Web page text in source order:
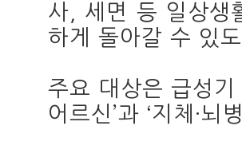
사, 세면 등 일상생
하게 돌아갈 수 있
주요 대상은 급성
어르신’과 ‘지체·